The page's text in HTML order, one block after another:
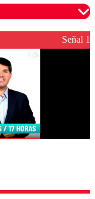
garantizar un
comentario
Señal 1